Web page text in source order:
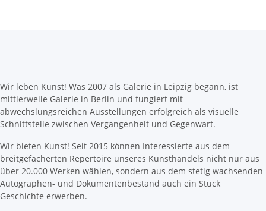
Wir leben Kunst! Was 2007 als Galerie in Leipzig begann, ist
mittlerweile Galerie in Berlin und fungiert mit
abwechslungsreichen Ausstellungen erfolgreich als visuelle
Schnittstelle zwischen Vergangenheit und Gegenwart.
Wir bieten Kunst! Seit 2015 können Interessierte aus dem
breitgefächerten Repertoire unseres Kunsthandels nicht nur aus
über 20.000 Werken wählen, sondern aus dem stetig wachsenden
Autographen- und Dokumentenbestand auch ein Stück
Geschichte erwerben.